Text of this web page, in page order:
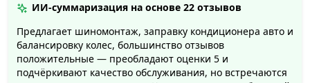
ИИ-суммаризация на основе 22 отзывов
Предлагает шиномонтаж, заправку кондиционера авто и
балансировку колес, большинство отзывов
положительные — преобладают оценки 5 и
подчёркивают качество обслуживания, но встречаются